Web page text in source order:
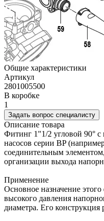
Общие характеристики
Артикул
2801005500
В коробке
1
Задать вопрос специалисту
Описание товара
Фитинг 1"1/2 угловой 90°
насосов серии BP
соединительным
организации выхода
Применение
Основное назначение
высокого давления
диаметра. Его конструкция